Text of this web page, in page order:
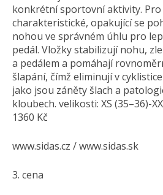
konkrétní sportovní aktivity.
charakteristické, opakující se
nohou ve správném úhlu pro
pedál. Vložky stabilizují nohu,
a pedálem a pomáhají
šlapání, čímž eliminují v
jako jsou záněty šlach a
kloubech. velikosti: XS (35–36)-
1360 Kč
www.sidas.cz / www.sidas.sk
3. cena